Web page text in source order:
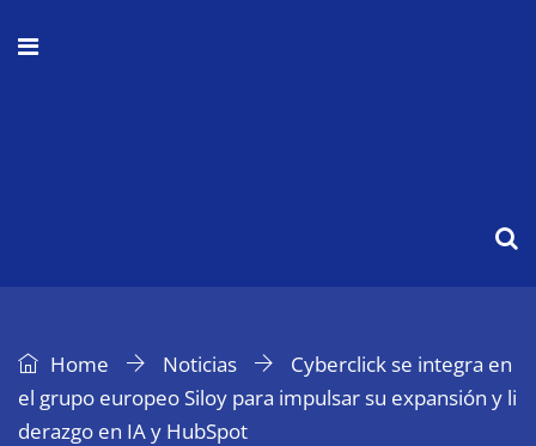
Home Noticias
Cyberclick se integra en
el grupo europeo Siloy para impulsar su expansión y li
derazgo en IA y HubSpot